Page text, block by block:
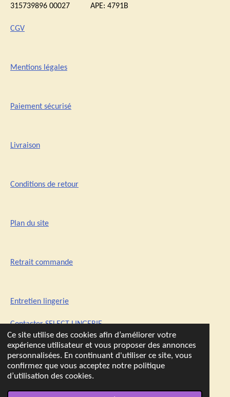
Ce site utilise des cookies afin d’améliorer votre
expérience utilisateur et vous proposer des annonces
personnalisées. En continuant d'utiliser ce site, vous
confirmez que vous acceptez notre politique
d’utilisation des cookies.
315739896 00027 APE: 4791B
CGV
Mentions légales
Paiement sécurisé
Livraison
Conditions de retour
Plan du site
Retrait commande
Entretien lingerie
Contacter SELECT-LINGERIE
© 2021 - 2026 SELECT-LINGERIE